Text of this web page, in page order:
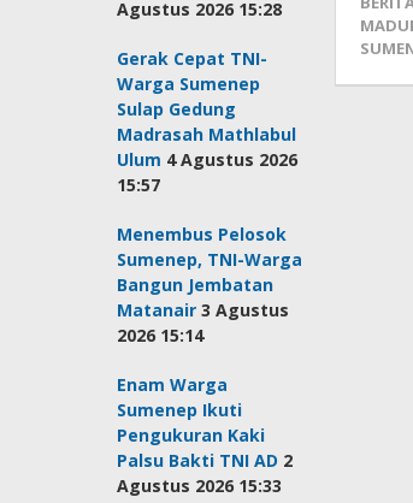
Agustus 2026 15:28
Gerak Cepat TNI-
Warga Sumenep
Sulap Gedung
Madrasah Mathlabul
Ulum 4 Agustus 2026
15:57
Menembus Pelosok
Sumenep, TNI-Warga
Bangun Jembatan
Matanair 3 Agustus
2026 15:14
Enam Warga
Sumenep Ikuti
Pengukuran Kaki
Palsu Bakti TNI AD 2
Agustus 2026 15:33